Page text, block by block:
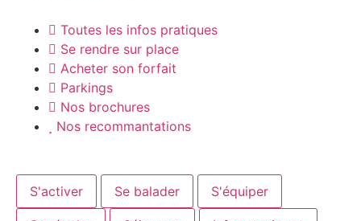
Toutes les infos pratiques
Se rendre sur place
Acheter son forfait
Parkings
Nos brochures
Nos recommantations
S'activer Se balader S'équiper